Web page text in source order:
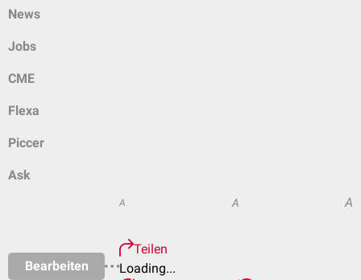
News
Jobs
CME
Flexa
Piccer
Ask
Bearbeiten
A A A
Teilen
Loading...